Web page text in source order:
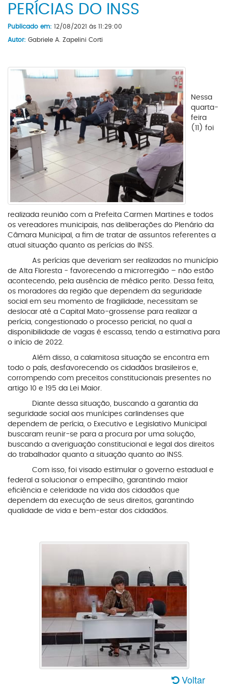
PERÍCIAS DO INSS
Publicado em: 12/08/2021 ás 11:29:00
Autor: Gabriele A. Zapelini Corti
Nessa
quarta-
feira
(11) foi
realizada reunião com a Prefeita Carmen Martines e todos
os vereadores municipais, nas deliberações do Plenário da
Câmara Municipal, a fim de tratar de assuntos referentes a
atual situação quanto as perícias do INSS.
As perícias que deveriam ser realizadas no município
de Alta Floresta - favorecendo a microrregião – não estão
acontecendo, pela ausência de médico perito. Dessa feita,
os moradores da região que dependem da seguridade
social em seu momento de fragilidade, necessitam se
deslocar até a Capital Mato-grossense para realizar a
perícia, congestionado o processo pericial, no qual a
disponibilidade de vagas é escassa, tendo a estimativa para
o início de 2022.
Além disso, a calamitosa situação se encontra em
todo o país, desfavorecendo os cidadãos brasileiros e,
corrompendo com preceitos constitucionais presentes no
artigo 10 e 195 da Lei Maior.
Diante dessa situação, buscando a garantia da
seguridade social aos munícipes carlindenses que
dependem de perícia, o Executivo e Legislativo Municipal
buscaram reunir-se para a procura por uma solução,
buscando a averiguação constitucional e legal dos direitos
do trabalhador quanto a situação quanto ao INSS.
Com isso, foi visado estimular o governo estadual e
federal a solucionar o empecilho, garantindo maior
eficiência e celeridade na vida dos cidadãos que
dependem da execução de seus direitos, garantindo
qualidade de vida e bem-estar dos cidadãos.
Voltar